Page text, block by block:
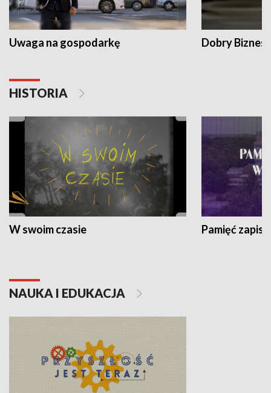
Uwaga na gospodarkę Dobry Biznes
HISTORIA
W swoim czasie Pamięć
NAUKA I EDUKACJA